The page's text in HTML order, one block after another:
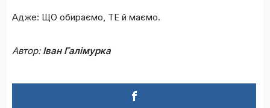
Адже: ЩО обираємо, ТЕ й маємо.
Автор:Іван Галімурка